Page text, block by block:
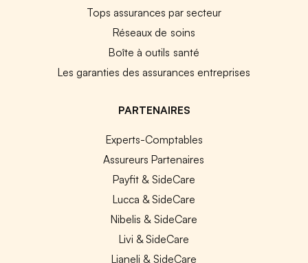
Tops assurances par secteur
Réseaux de soins
Boîte à outils santé
Les garanties des assurances entreprises
PARTENAIRES
Experts-Comptables
Assureurs Partenaires
Payfit & SideCare
Lucca & SideCare
Nibelis & SideCare
Livi & SideCare
Lianeli & SideCare